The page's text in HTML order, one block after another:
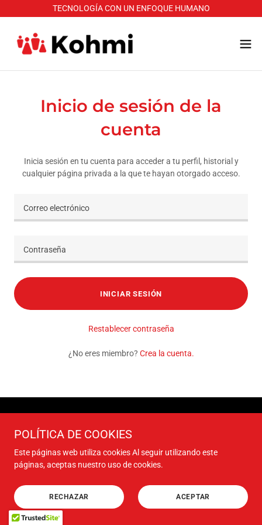
TECNOLOGÍA CON UN ENFOQUE HUMANO
Inicio de sesión de la
cuenta
Inicia sesión en tu cuenta para acceder a tu perfil, historial y
cualquier página privada a la que te hayan otorgado acceso.
INICIAR SESIÓN
Restablecer contraseña
¿No eres miembro? Crea la cuenta.
Copyright © 2026 Kohmi - Todos los derechos reservados.
Con tecnología de
POLÍTICA DE COOKIES
Este páginas web utiliza cookies Al seguir utilizando este
páginas, aceptas nuestro uso de cookies.
RECHAZAR ACEPTAR